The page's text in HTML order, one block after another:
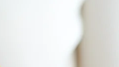
verkligen berör hennes hjärta.